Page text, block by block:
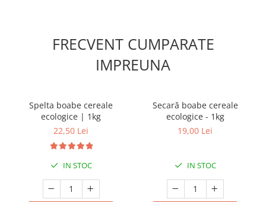
FRECVENT CUMPARATE
IMPREUNA
Spelta boabe cereale
ecologice | 1kg
22,50 Lei
IN STOC
Secară boabe cereale
ecologice - 1kg
19,00 Lei
IN STOC